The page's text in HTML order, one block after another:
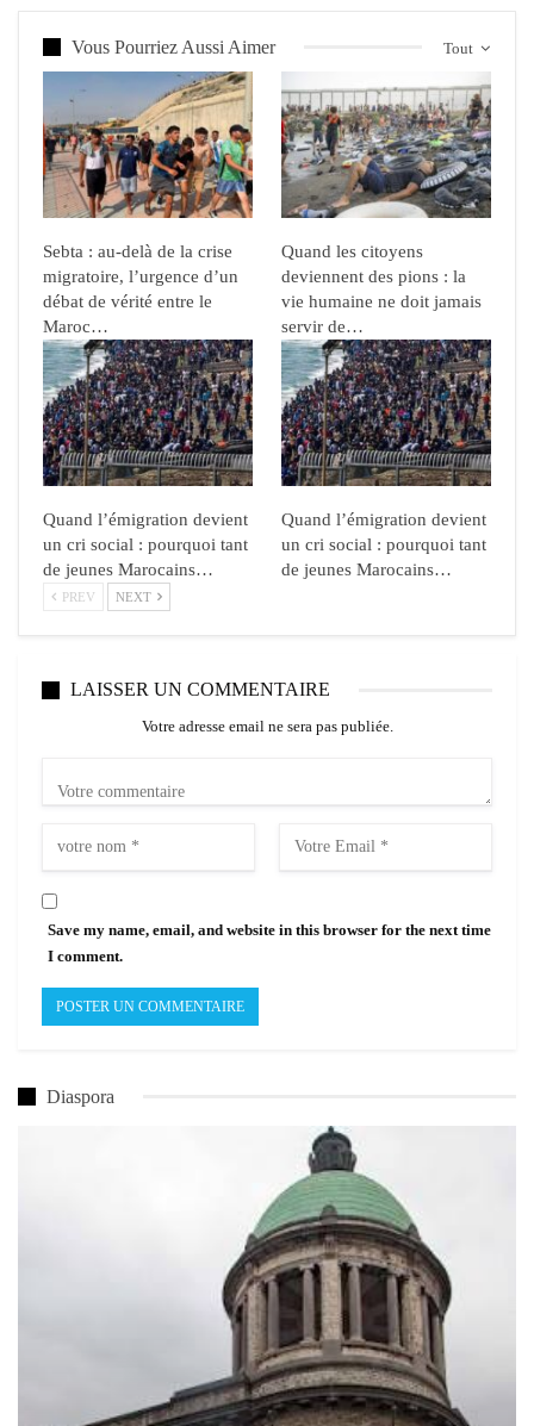
Tout
Vous Pourriez Aussi Aimer
Sebta : au-delà de la crise
migratoire, l’urgence d’un
débat de vérité entre le
Maroc…
Quand les citoyens
deviennent des pions : la
vie humaine ne doit jamais
servir de…
Quand l’émigration devient
un cri social : pourquoi tant
de jeunes Marocains…
Quand l’émigration devient
un cri social : pourquoi tant
de jeunes Marocains…
PREV NEXT
LAISSER UN COMMENTAIRE
Votre adresse email ne sera pas publiée.
Save my name, email, and website in this browser for the next time
I comment.
Diaspora